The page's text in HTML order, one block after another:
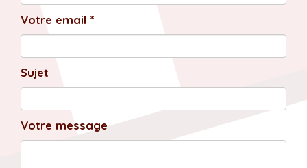
Votre email *
Sujet
Votre message